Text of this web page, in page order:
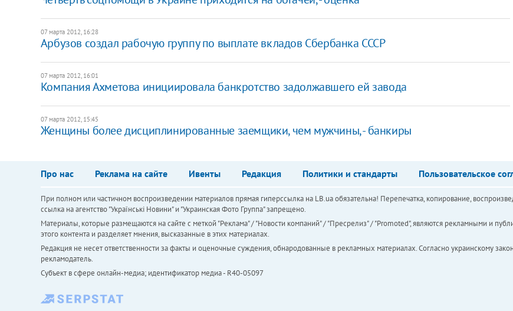
07 марта 2012, 16:28
Арбузов создал рабочую группу по выплате вкладов Сбербанка СССР
07 марта 2012, 16:01
Компания Ахметова инициировала банкротство задолжавшего ей завода
07 марта 2012, 15:45
Женщины более дисциплинированные заемщики, чем мужчины, - банкиры
Про нас Реклама на сайте Ивенты Редакция Политики и стандарты Пользовательское
При полном или частичном воспроизведении материалов прямая гиперссылка на LB.ua обязательна! Перепечатка, копирование,
ссылка на агентство "Українськi Новини" и "Украинская Фото Группа" запрещено.
Материалы, которые размещаются на сайте с меткой "Реклама" / "Новости компаний" / "Пресрелиз" / "Promoted", являются рекламными и
этого контента и разделяет мнения, высказанные в этих материалах.
Редакция не несет ответственности за факты и оценочные суждения, обнародованные в рекламных материалах. Согласно украинскому
рекламодатель.
Субъект в сфере онлайн-медиа; идентификатор медиа - R40-05097